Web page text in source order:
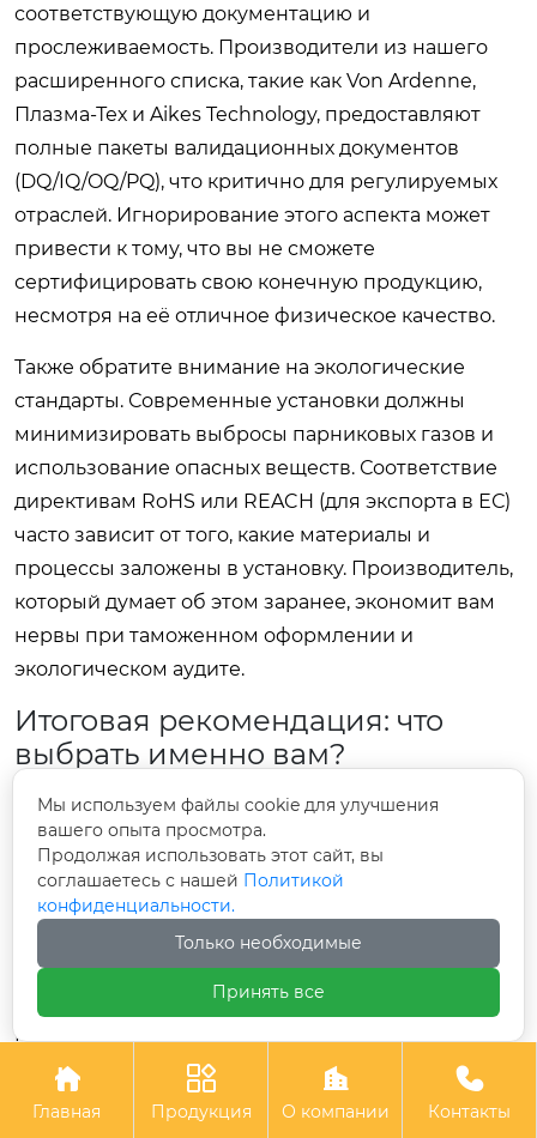
соответствующую документацию и
прослеживаемость. Производители из нашего
расширенного списка, такие как Von Ardenne,
Плазма-Тех и Aikes Technology, предоставляют
полные пакеты валидационных документов
(DQ/IQ/OQ/PQ), что критично для регулируемых
отраслей. Игнорирование этого аспекта может
привести к тому, что вы не сможете
сертифицировать свою конечную продукцию,
несмотря на её отличное физическое качество.
Также обратите внимание на экологические
стандарты. Современные установки должны
минимизировать выбросы парниковых газов и
использование опасных веществ. Соответствие
директивам RoHS или REACH (для экспорта в ЕС)
часто зависит от того, какие материалы и
процессы заложены в установку. Производитель,
который думает об этом заранее, экономит вам
нервы при таможенном оформлении и
экологическом аудите.
Итоговая рекомендация: что
выбрать именно вам?
Универсального ответа нет, но есть четкая логика
выбора. Если вам нужна
производительность и вы работаете с большими
объемами стекла или пленки
Von Ardenne или ZNShine. Если ваш приоритет —
высокотехнологичные покрытия для
микроэлектроники или оптики
Materials, Ulvac или Leybold Optics вне
конкуренции, несмотря на цену. Для
инструментального производства и нанесения

Главная

Продукция

О компании

Контакты
Мы используем файлы cookie для улучшения
вашего опыта просмотра.
Продолжая использовать этот сайт, вы
соглашаетесь с нашей Политикой
конфиденциальности.
Только необходимые
Принять все